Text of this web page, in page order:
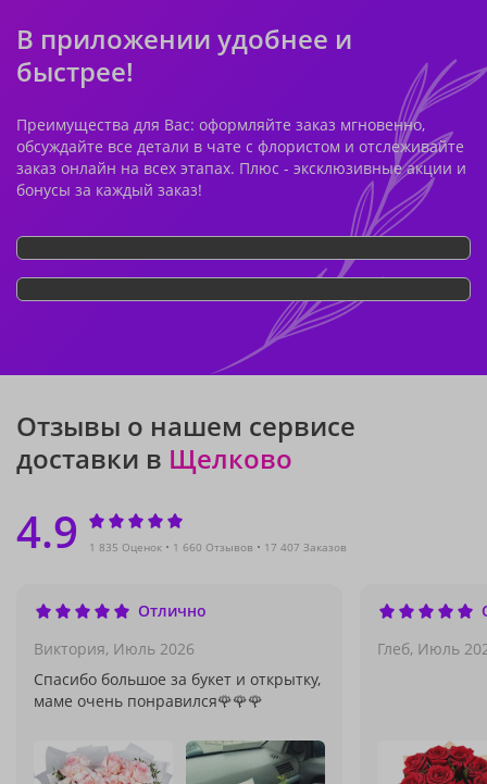
В приложении удобнее и
быстрее!
Преимущества для Вас: оформляйте заказ мгновенно,
обсуждайте все детали в чате с флористом и отслеживайте
заказ онлайн на всех этапах. Плюс - эксклюзивные акции и
бонусы за каждый заказ!
Отзывы о нашем сервисе
доставки в Щелково
4.9 1 835 Оценок 1 660 Отзывов 17 407 Заказов
Отлично
Виктория, Июль 2026
Спасибо большое за букет и открытку,
маме очень понравился🌹🌹🌹
Глеб, Июль